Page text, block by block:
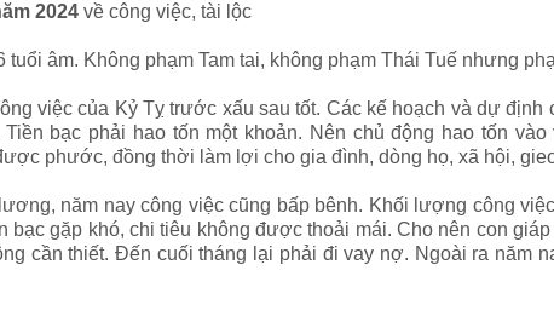
2024 về công việc, tài lộc
âm. Không phạm Tam tai, không phạm Thái Tuế nhưng
việc của Kỷ Tỵ trước xấu sau tốt. Các kế hoạch và dự
bạc phải hao tốn một khoản. Nên chủ động hao tốn
phước, đồng thời làm lợi cho gia đình, dòng họ, xã hội,
năm nay công việc cũng bấp bênh. Khối lượng công
bạc gặp khó, chi tiêu không được thoải mái. Cho nên con
cần thiết. Đến cuối tháng lại phải đi vay nợ. Ngoài ra năm